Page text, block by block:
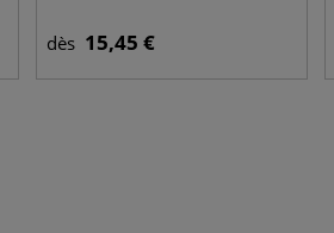
dès 15,45 €